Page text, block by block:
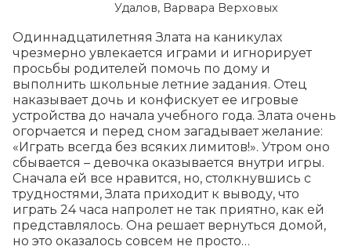
Удалов, Варвара Верховых
Одиннадцатилетняя Злата на каникулах
чрезмерно увлекается играми и игнорирует
просьбы родителей помочь по дому и
выполнить школьные летние задания. Отец
наказывает дочь и конфискует ее игровые
устройства до начала учебного года. Злата очень
огорчается и перед сном загадывает желание:
«Играть всегда без всяких лимитов!». Утром оно
сбывается – девочка оказывается внутри игры.
Сначала ей все нравится, но, столкнувшись с
трудностями, Злата приходит к выводу, что
играть 24 часа напролет не так приятно, как ей
представлялось. Она решает вернуться домой,
но это оказалось совсем не просто…